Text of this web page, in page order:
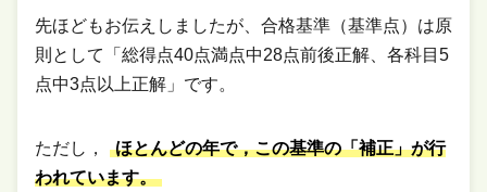
先ほどもお伝えしましたが、合格基準（基準点）は原
則として「総得点40点満点中28点前後正解、各科目5
点中3点以上正解」です。
ただし，
ほとんどの年で，この基準の「補正」が行
われています。